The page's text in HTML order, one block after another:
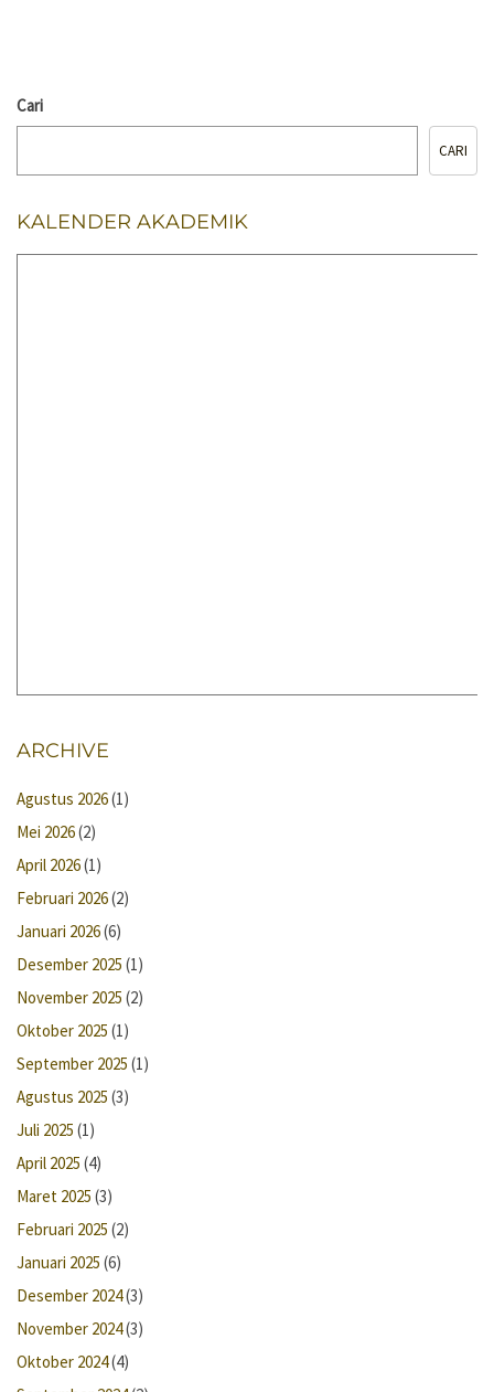
Cari
CARI
KALENDER AKADEMIK
ARCHIVE
Agustus 2026(1)
Mei 2026(2)
April 2026(1)
Februari 2026(2)
Januari 2026(6)
Desember 2025 (1)
November 2025 (2)
Oktober 2025 (1)
September 2025 (1)
Agustus 2025 (3)
Juli 2025 (1)
April 2025 (4)
Maret 2025 (3)
Februari 2025 (2)
Januari 2025 (6)
Desember 2024(3)
November 2024(3)
Oktober 2024(4)